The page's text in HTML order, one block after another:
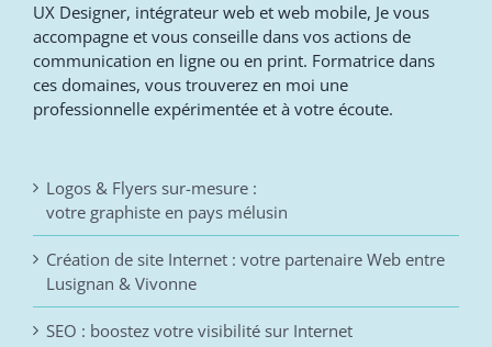
UX Designer, intégrateur web et web mobile, Je vous
accompagne et vous conseille dans vos actions de
communication en ligne ou en print. Formatrice dans
ces domaines, vous trouverez en moi une
professionnelle expérimentée et à votre écoute.
Logos & Flyers sur-mesure :
votre graphiste en pays mélusin
Création de site Internet : votre partenaire Web entre
Lusignan & Vivonne
SEO : boostez votre visibilité sur Internet